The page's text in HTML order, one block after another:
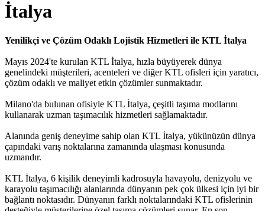
İtalya
Yenilikçi ve Çözüm Odaklı Lojistik Hizmetleri ile KTL İtalya
Mayıs 2024'te kurulan KTL İtalya, hızla büyüyerek dünya
genelindeki müşterileri, acenteleri ve diğer KTL ofisleri için yaratıcı,
çözüm odaklı ve maliyet etkin çözümler sunmaktadır.
Milano'da bulunan ofisiyle KTL İtalya, çeşitli taşıma modlarını
kullanarak uzman taşımacılık hizmetleri sağlamaktadır.
Alanında geniş deneyime sahip olan KTL İtalya, yükünüzün dünya
çapındaki varış noktalarına zamanında ulaşması konusunda
uzmandır.
KTL İtalya, 6 kişilik deneyimli kadrosuyla havayolu, denizyolu ve
karayolu taşımacılığı alanlarında dünyanın pek çok ülkesi için iyi bir
bağlantı noktasıdır. Dünyanın farklı noktalarındaki KTL ofislerinin